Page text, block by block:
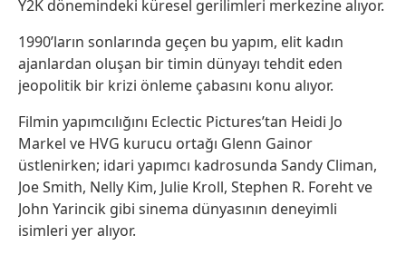
Y2K dönemindeki küresel gerilimleri merkezine alıyor.
1990’ların sonlarında geçen bu yapım, elit kadın
ajanlardan oluşan bir timin dünyayı tehdit eden
jeopolitik bir krizi önleme çabasını konu alıyor.
Filmin yapımcılığını Eclectic Pictures’tan Heidi Jo
Markel ve HVG kurucu ortağı Glenn Gainor
üstlenirken; idari yapımcı kadrosunda Sandy Climan,
Joe Smith, Nelly Kim, Julie Kroll, Stephen R. Foreht ve
John Yarincik gibi sinema dünyasının deneyimli
isimleri yer alıyor.